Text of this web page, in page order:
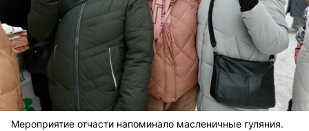
Мероприятие отчасти напоминало масленичные гуляния.